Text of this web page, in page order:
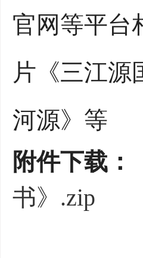
官网等平台
片《三江
河源》等
附件下载：
书》.zip